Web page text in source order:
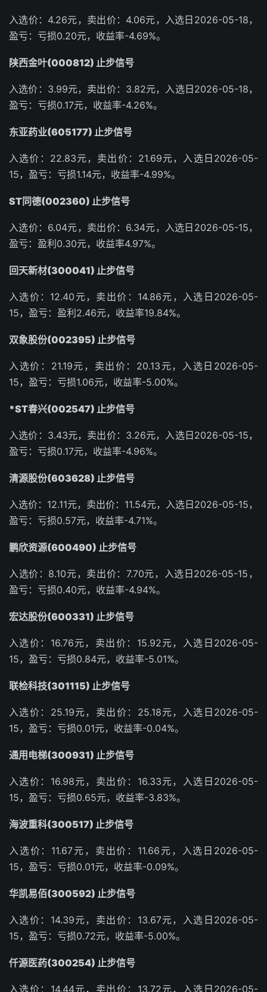
入选价：4.26元，卖出价：4.06元，入选日2026-05-18，
盈亏：亏损0.20元，收益率-4.69%。
陕西金叶(000812) 止步信号
入选价：3.99元，卖出价：3.82元，入选日2026-05-18，
盈亏：亏损0.17元，收益率-4.26%。
东亚药业(605177) 止步信号
入选价：22.83元，卖出价：21.69元，入选日2026-05-
15，盈亏：亏损1.14元，收益率-4.99%。
ST同德(002360) 止步信号
入选价：6.04元，卖出价：6.34元，入选日2026-05-15，
盈亏：盈利0.30元，收益率4.97%。
回天新材(300041) 止步信号
入选价：12.40元，卖出价：14.86元，入选日2026-05-
15，盈亏：盈利2.46元，收益率19.84%。
双象股份(002395) 止步信号
入选价：21.19元，卖出价：20.13元，入选日2026-05-
15，盈亏：亏损1.06元，收益率-5.00%。
*ST春兴(002547) 止步信号
入选价：3.43元，卖出价：3.26元，入选日2026-05-15，
盈亏：亏损0.17元，收益率-4.96%。
清源股份(603628) 止步信号
入选价：12.11元，卖出价：11.54元，入选日2026-05-15，
盈亏：亏损0.57元，收益率-4.71%。
鹏欣资源(600490) 止步信号
入选价：8.10元，卖出价：7.70元，入选日2026-05-15，
盈亏：亏损0.40元，收益率-4.94%。
宏达股份(600331) 止步信号
入选价：16.76元，卖出价：15.92元，入选日2026-05-
15，盈亏：亏损0.84元，收益率-5.01%。
联检科技(301115) 止步信号
入选价：25.19元，卖出价：25.18元，入选日2026-05-
15，盈亏：亏损0.01元，收益率-0.04%。
通用电梯(300931) 止步信号
入选价：16.98元，卖出价：16.33元，入选日2026-05-
15，盈亏：亏损0.65元，收益率-3.83%。
海波重科(300517) 止步信号
入选价：11.67元，卖出价：11.66元，入选日2026-05-
15，盈亏：亏损0.01元，收益率-0.09%。
华凯易佰(300592) 止步信号
入选价：14.39元，卖出价：13.67元，入选日2026-05-
15，盈亏：亏损0.72元，收益率-5.00%。
仟源医药(300254) 止步信号
入选价：14.44元，卖出价：13.72元，入选日2026-05-